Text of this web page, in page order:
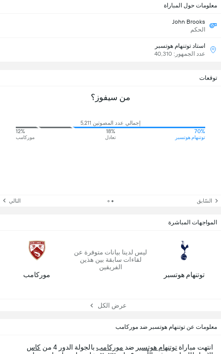
معلومات حول المباراة
John Brooks
الحكم
استاد توتنهام هوتسبر
عدد الجمهور: 40,310
توقعات
من سيفوز؟
إجمالي عدد المصوتين 5,211
70%
توتنهام هوتسبر
18%
تعادل
12%
موركامب
السّابق التالي
المواجهات المباشرة
توتنهام هوتسبر
ليس لدينا بيانات متوفرة عن
لقاءات سابقة بين هذين
الفريقين
موركامب
عرض الكل
معلومات عن توتنهام هوتسبر ضد موركامب
انتهت مباراة توتنهام هوتسبر ضد موركامب بالجولة الدور 4 من
كاس